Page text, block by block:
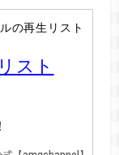
の再生リスト
スト